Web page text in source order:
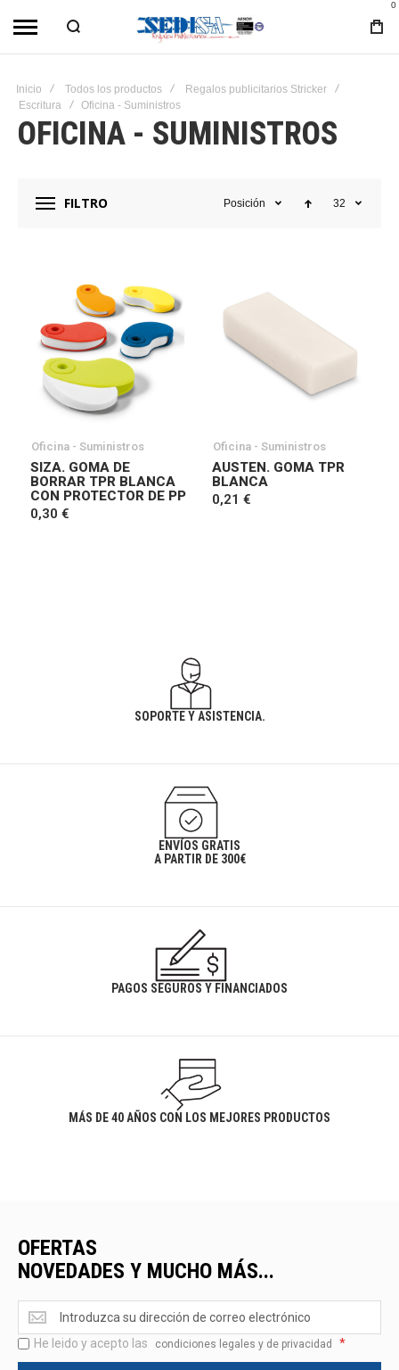
0
Inicio Todos los productos
Regalos publicitarios Stricker
Escritura
Oficina - Suministros
OFICINA - SUMINISTROS
FILTRO Posición 32
Oficina - Suministros
SIZA. GOMA DE
BORRAR TPR BLANCA
CON PROTECTOR DE PP
0,30 €
Oficina - Suministros
AUSTEN. GOMA TPR
BLANCA
0,21 €
SOPORTE Y ASISTENCIA.
ENVÍOS GRATIS
A PARTIR DE 300€
PAGOS SEGUROS Y FINANCIADOS
MÁS DE 40 AÑOS CON LOS MEJORES PRODUCTOS
OFERTAS
NOVEDADES Y MUCHO MÁS...
Ofertas
<br>Novedades
y
mucho
He leido y acepto las condiciones legales y de privacidad *